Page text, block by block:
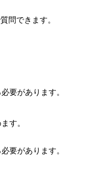
問できます。
要があります。
す。
要があります。